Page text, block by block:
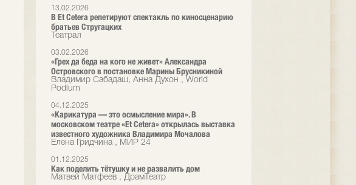
13.02.2026
В Et Cetera репетируют спектакль по киносценарию
братьев Стругацких
Театрал
03.02.2026
«Грех да беда на кого не живет» Александра
Островского в постановке Марины Брусникиной
Владимир Сабадаш, Анна Духон , World
Podium
04.12.2025
«Карикатура — это осмысление мира». В
московском театре «Et Cetera» открылась выставка
известного художника Владимира Мочалова
Елена Гридчина , МИР 24
01.12.2025
Как поделить тётушку и не развалить дом
Матвей Матфеев , ДрамТеатр